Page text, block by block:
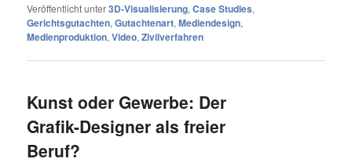
Veröffentlicht unter3D-Visualisierung,Case Studies,
Gerichtsgutachten,Gutachtenart,Mediendesign,
Medienproduktion,Video,Zivilverfahren
Kunst oder Gewerbe: Der
Grafik-Designer als freier
Beruf?